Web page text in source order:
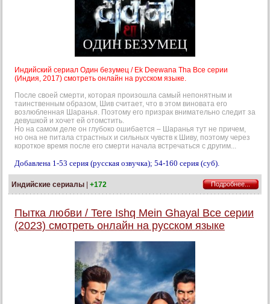
Индийский сериал Один безумец / Ek Deewana Tha Все серии
(Индия, 2017) смотреть онлайн на русском языке.
После своей смерти, которая произошла самый непонятным и
таинственным образом, Шив считает, что в этом виновата его
возлюбленная Шаранья. Поэтому его призрак внимательно следит за
девушкой и хочет ей отомстить.
Но на самом деле он глубоко ошибается – Шаранья тут не причем,
но она не питала страстных и сильных чувств к Шиву, поэтому через
короткое время после его смерти начала встречаться с другим...
Добавлена 1-53 серия (русская озвучка); 54-160 серия (суб).
Индийские сериалы | +172 Подробнее...
Пытка любви / Tere Ishq Mein Ghayal Все серии
(2023) смотреть онлайн на русском языке